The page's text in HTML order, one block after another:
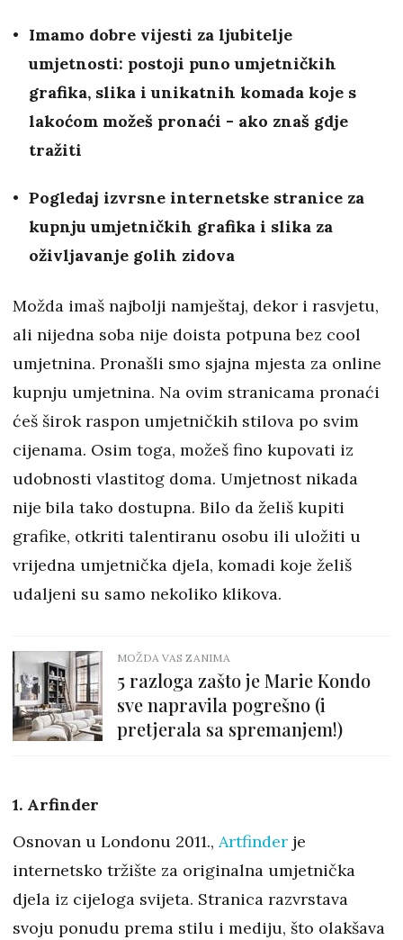
Imamo dobre vijesti za ljubitelje
umjetnosti: postoji puno umjetničkih
grafika, slika i unikatnih komada koje s
lakoćom možeš pronaći - ako znaš gdje
tražiti
Pogledaj izvrsne internetske stranice za
kupnju umjetničkih grafika i slika za
oživljavanje golih zidova
Možda imaš najbolji namještaj, dekor i rasvjetu,
ali nijedna soba nije doista potpuna bez cool
umjetnina. Pronašli smo sjajna mjesta za online
kupnju umjetnina. Na ovim stranicama pronaći
ćeš širok raspon umjetničkih stilova po svim
cijenama. Osim toga, možeš fino kupovati iz
udobnosti vlastitog doma. Umjetnost nikada
nije bila tako dostupna. Bilo da želiš kupiti
grafike, otkriti talentiranu osobu ili uložiti u
vrijedna umjetnička djela, komadi koje želiš
udaljeni su samo nekoliko klikova.
MOŽDA VAS ZANIMA
5 razloga zašto je Marie Kondo
sve napravila pogrešno (i
pretjerala sa spremanjem!)
1. Arfinder
Osnovan u Londonu 2011., Artfinder je
internetsko tržište za originalna umjetnička
djela iz cijeloga svijeta. Stranica razvrstava
svoju ponudu prema stilu i mediju, što olakšava